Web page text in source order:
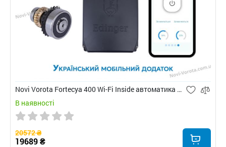
Novi Vorota Fortecya 400 Wi-Fi Inside автоматика для розпашних воріт
В наявності
20572 ₴
19689 ₴